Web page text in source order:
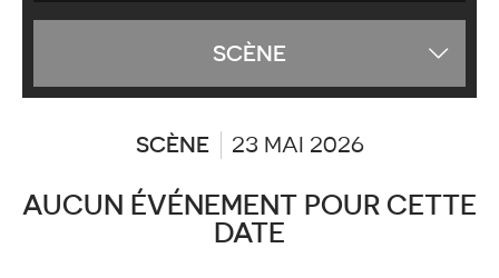
SCÈNE
les
SCÈNE 23 MAI 2026
AUCUN ÉVÉNEMENT POUR CETTE
DATE